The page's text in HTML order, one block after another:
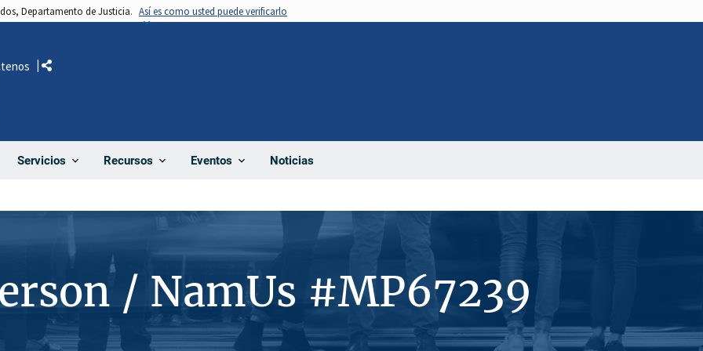
Departamento de Justicia. Así es como usted puede verificarlo
Servicios Recursos Eventos Noticias
Comparte
/ NamUs #MP67239